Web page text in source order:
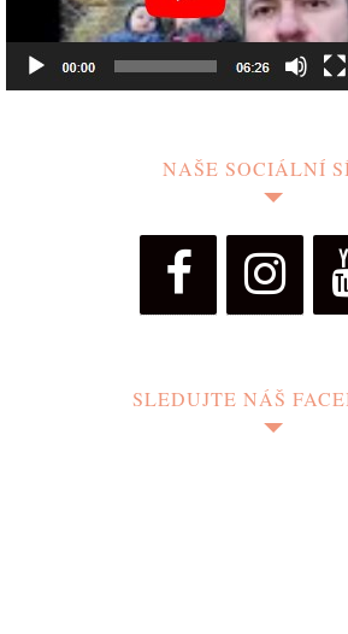
NAŠE SOCIÁLNÍ
SLEDUJTE NÁŠ